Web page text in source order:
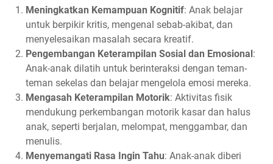
Meningkatkan Kemampuan Kognitif: Anak belajar
untuk berpikir kritis, mengenal sebab-akibat, dan
menyelesaikan masalah secara kreatif.
Pengembangan Keterampilan Sosial dan Emosional :
Anak-anak dilatih untuk berinteraksi dengan teman-
teman sekelas dan belajar mengelola emosi mereka.
Mengasah Keterampilan Motorik: Aktivitas fisik
mendukung perkembangan motorik kasar dan halus
anak, seperti berjalan, melompat, menggambar, dan
menulis.
Menyemangati Rasa Ingin Tahu: Anak-anak diberi